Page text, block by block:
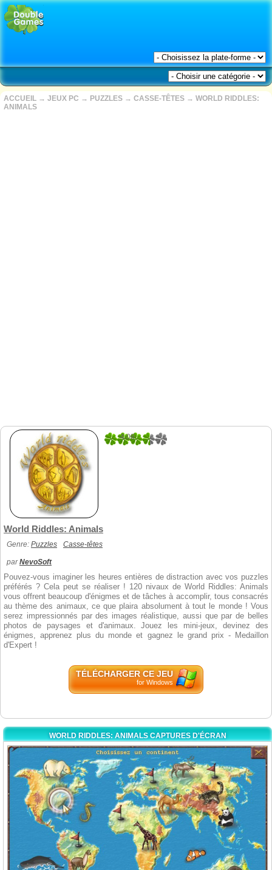
ACCUEIL → JEUX PC → PUZZLES → CASSE-TÊTES → WORLD RIDDLES:
ANIMALS
4.08
World Riddles: Animals
Genre: Puzzles Casse-têtes
parNevoSoft
Pouvez-vous imaginer les heures entières de distraction avec vos puzzles
préférés ? Cela peut se réaliser ! 120 nivaux de World Riddles: Animals
vous offrent beaucoup d'énigmes et de tâches à accomplir, tous consacrés
au thème des animaux, ce que plaira absolument à tout le monde ! Vous
serez impressionnés par des images réalistique, aussi que par de belles
photos de paysages et d'animaux. Jouez les mini-jeux, devinez des
énigmes, apprenez plus du monde et gagnez le grand prix - Medaillon
d'Expert !
TÉLÉCHARGER CE JEU
for Windows
WORLD RIDDLES: ANIMALS CAPTURES D'ÉCRAN